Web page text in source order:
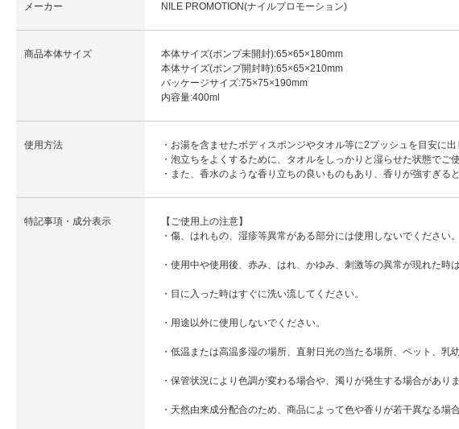
メーカー NILE PROMOTION(ナイルプロモーション)
商品本体サイズ
本体サイズ(ポンプ未開封):65×65×180mm
本体サイズ(ポンプ開封時):65×65×210mm
パッケージサイズ:75×75×190mm
内容量:400ml
使用方法
・お湯を含ませたボディスポンジやタオル等に2プッシュを目安に
・泡立ちをよくするために、タオルをしっかりと湿らせた状態でご
・また、香水のような香り立ちの良いものもあり、香りが強すぎる
特記事項・成分表示
【ご使用上の注意】
・傷、はれもの、湿疹等異常がある部分には使用しないでください。
・使用中や使用後、赤み、はれ、かゆみ、刺激等の異常が現れた
・目に入った時はすぐに洗い流してください。
・用途以外に使用しないでください。
・低温または高温多湿の場所、直射日光の当たる場所、ペット、乳
・保管状況により色調が変わる場合や、濁りが発生する場合がありま
・天然由来成分配合のため、商品によって色や香りが若干異なる場